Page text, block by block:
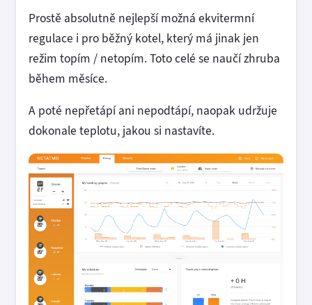
Prostě absolutně nejlepší možná ekvitermní
regulace i pro běžný kotel, který má jinak jen
režim topím / netopím. Toto celé se naučí zhruba
během měsíce.
A poté nepřetápí ani nepodtápí, naopak udržuje
dokonale teplotu, jakou si nastavíte.